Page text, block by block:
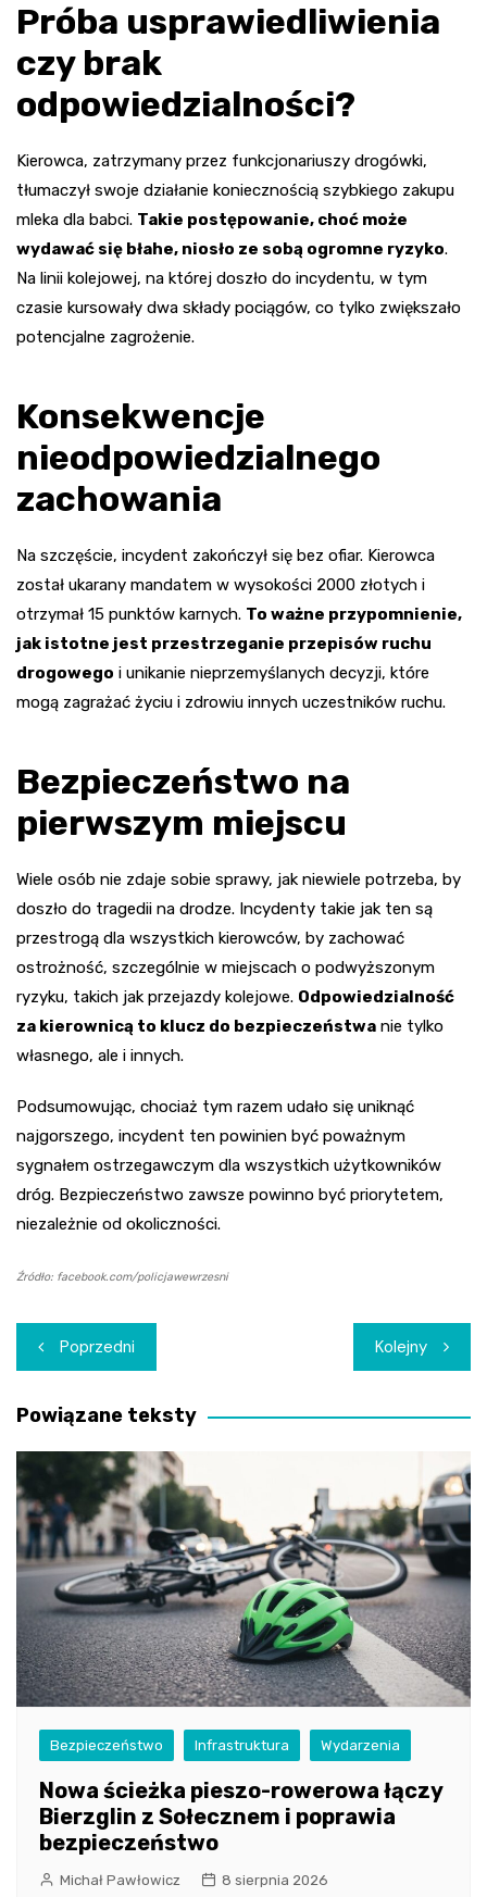
Próba usprawiedliwienia
czy brak
odpowiedzialności?
Kierowca, zatrzymany przez funkcjonariuszy drogówki,
tłumaczył swoje działanie koniecznością szybkiego zakupu
mleka dla babci. Takie postępowanie, choć może
wydawać się błahe, niosło ze sobą ogromne ryzyko.
Na linii kolejowej, na której doszło do incydentu, w tym
czasie kursowały dwa składy pociągów, co tylko zwiększało
potencjalne zagrożenie.
Konsekwencje
nieodpowiedzialnego
zachowania
Na szczęście, incydent zakończył się bez ofiar. Kierowca
został ukarany mandatem w wysokości 2000 złotych i
otrzymał 15 punktów karnych. To ważne przypomnienie,
jak istotne jest przestrzeganie przepisów ruchu
drogowego i unikanie nieprzemyślanych decyzji, które
mogą zagrażać życiu i zdrowiu innych uczestników ruchu.
Bezpieczeństwo na
pierwszym miejscu
Wiele osób nie zdaje sobie sprawy, jak niewiele potrzeba, by
doszło do tragedii na drodze. Incydenty takie jak ten są
przestrogą dla wszystkich kierowców, by zachować
ostrożność, szczególnie w miejscach o podwyższonym
ryzyku, takich jak przejazdy kolejowe. Odpowiedzialność
za kierownicą to klucz do bezpieczeństwa nie tylko
własnego, ale i innych.
Podsumowując, chociaż tym razem udało się uniknąć
najgorszego, incydent ten powinien być poważnym
sygnałem ostrzegawczym dla wszystkich użytkowników
dróg. Bezpieczeństwo zawsze powinno być priorytetem,
niezależnie od okoliczności.
Źródło: facebook.com/policjawewrzesni
Nawigacja
wpisu
Poprzedni Kolejny
Powiązane teksty
Bezpieczeństwo Infrastruktura Wydarzenia
Nowa ścieżka pieszo-rowerowa łączy
Bierzglin z Sołecznem i poprawia
bezpieczeństwo
Michał Pawłowicz 8 sierpnia 2026